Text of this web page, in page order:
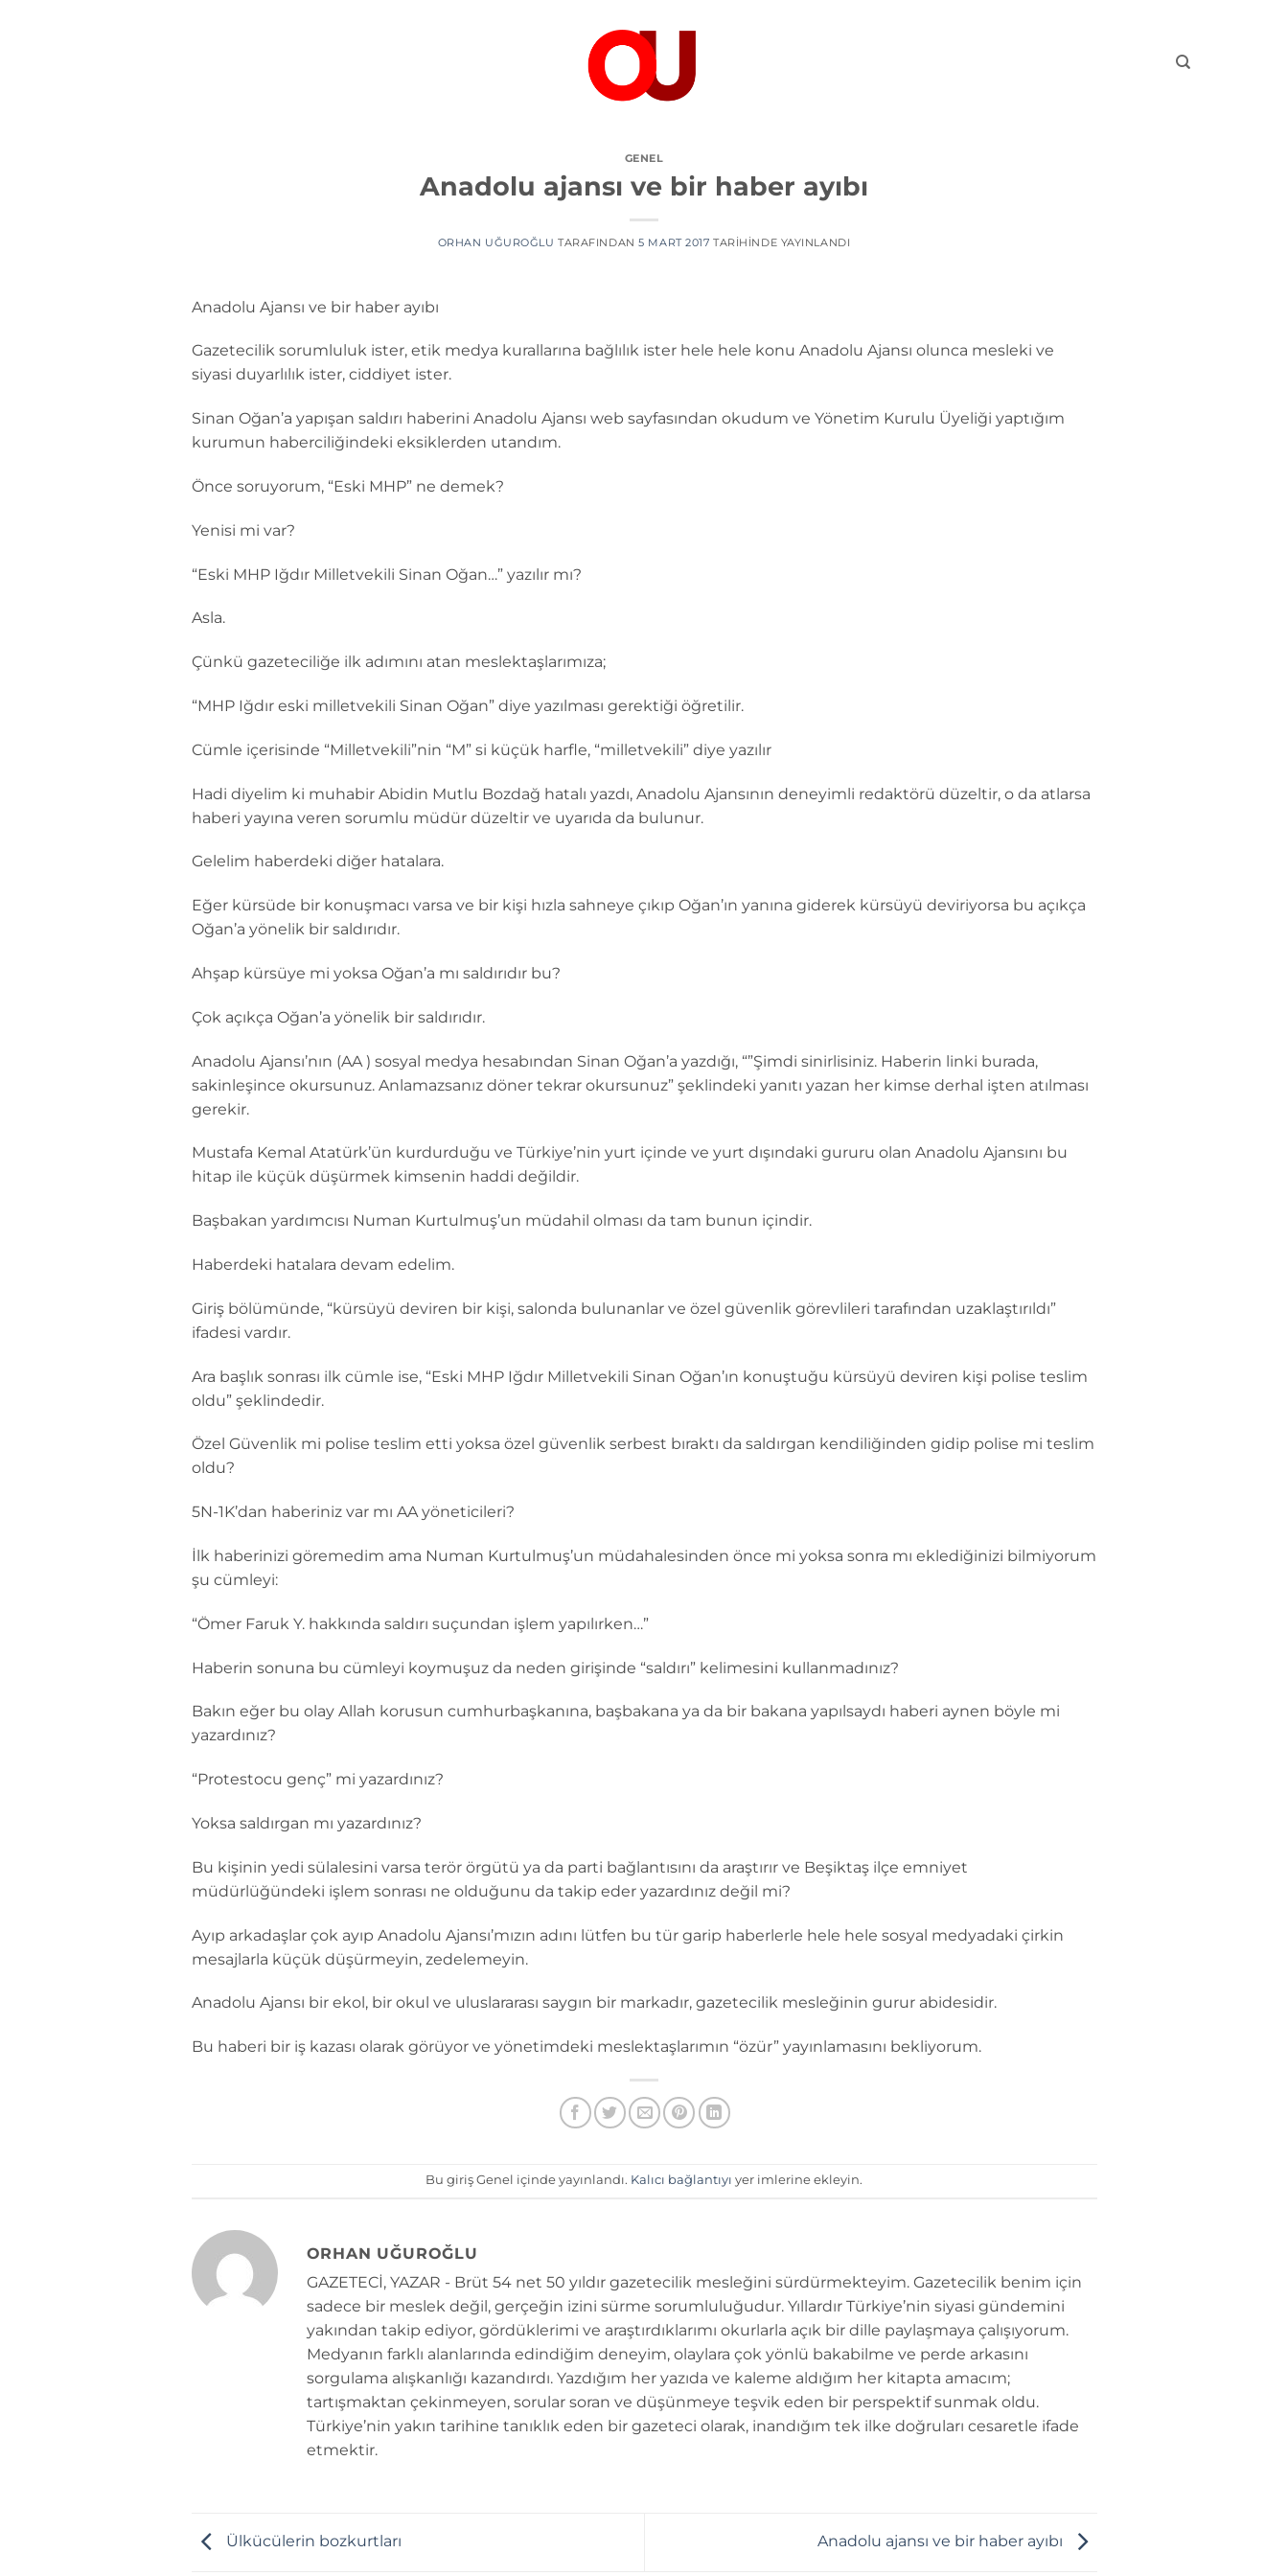
GENEL
Anadolu ajansı ve bir haber ayıbı
ORHAN UĞUROĞLU TARAFINDAN 5 MART 2017 TARIHINDE YAYINLANDI
Anadolu Ajansı ve bir haber ayıbı
Gazetecilik sorumluluk ister, etik medya kurallarına bağlılık ister hele hele konu Anadolu Ajansı olunca mesleki ve
siyasi duyarlılık ister, ciddiyet ister.
Sinan Oğan’a yapışan saldırı haberini Anadolu Ajansı web sayfasından okudum ve Yönetim Kurulu Üyeliği yaptığım
kurumun haberciliğindeki eksiklerden utandım.
Önce soruyorum, “Eski MHP” ne demek?
Yenisi mi var?
“Eski MHP Iğdır Milletvekili Sinan Oğan…” yazılır mı?
Asla.
Çünkü gazeteciliğe ilk adımını atan meslektaşlarımıza;
“MHP Iğdır eski milletvekili Sinan Oğan” diye yazılması gerektiği öğretilir.
Cümle içerisinde “Milletvekili”nin “M” si küçük harfle, “milletvekili” diye yazılır
Hadi diyelim ki muhabir Abidin Mutlu Bozdağ hatalı yazdı, Anadolu Ajansının deneyimli redaktörü düzeltir, o da atlarsa
haberi yayına veren sorumlu müdür düzeltir ve uyarıda da bulunur.
Gelelim haberdeki diğer hatalara.
Eğer kürsüde bir konuşmacı varsa ve bir kişi hızla sahneye çıkıp Oğan’ın yanına giderek kürsüyü deviriyorsa bu açıkça
Oğan’a yönelik bir saldırıdır.
Ahşap kürsüye mi yoksa Oğan’a mı saldırıdır bu?
Çok açıkça Oğan’a yönelik bir saldırıdır.
Anadolu Ajansı’nın (AA ) sosyal medya hesabından Sinan Oğan’a yazdığı, “”Şimdi sinirlisiniz. Haberin linki burada,
sakinleşince okursunuz. Anlamazsanız döner tekrar okursunuz” şeklindeki yanıtı yazan her kimse derhal işten atılması
gerekir.
Mustafa Kemal Atatürk’ün kurdurduğu ve Türkiye’nin yurt içinde ve yurt dışındaki gururu olan Anadolu Ajansını bu
hitap ile küçük düşürmek kimsenin haddi değildir.
Başbakan yardımcısı Numan Kurtulmuş’un müdahil olması da tam bunun içindir.
Haberdeki hatalara devam edelim.
Giriş bölümünde, “kürsüyü deviren bir kişi, salonda bulunanlar ve özel güvenlik görevlileri tarafından uzaklaştırıldı”
ifadesi vardır.
Ara başlık sonrası ilk cümle ise, “Eski MHP Iğdır Milletvekili Sinan Oğan’ın konuştuğu kürsüyü deviren kişi polise teslim
oldu” şeklindedir.
Özel Güvenlik mi polise teslim etti yoksa özel güvenlik serbest bıraktı da saldırgan kendiliğinden gidip polise mi teslim
oldu?
5N-1K’dan haberiniz var mı AA yöneticileri?
İlk haberinizi göremedim ama Numan Kurtulmuş’un müdahalesinden önce mi yoksa sonra mı eklediğinizi bilmiyorum
şu cümleyi:
“Ömer Faruk Y. hakkında saldırı suçundan işlem yapılırken…”
Haberin sonuna bu cümleyi koymuşuz da neden girişinde “saldırı” kelimesini kullanmadınız?
Bakın eğer bu olay Allah korusun cumhurbaşkanına, başbakana ya da bir bakana yapılsaydı haberi aynen böyle mi
yazardınız?
“Protestocu genç” mi yazardınız?
Yoksa saldırgan mı yazardınız?
Bu kişinin yedi sülalesini varsa terör örgütü ya da parti bağlantısını da araştırır ve Beşiktaş ilçe emniyet
müdürlüğündeki işlem sonrası ne olduğunu da takip eder yazardınız değil mi?
Ayıp arkadaşlar çok ayıp Anadolu Ajansı’mızın adını lütfen bu tür garip haberlerle hele hele sosyal medyadaki çirkin
mesajlarla küçük düşürmeyin, zedelemeyin.
Anadolu Ajansı bir ekol, bir okul ve uluslararası saygın bir markadır, gazetecilik mesleğinin gurur abidesidir.
Bu haberi bir iş kazası olarak görüyor ve yönetimdeki meslektaşlarımın “özür” yayınlamasını bekliyorum.
Bu giriş Genel içinde yayınlandı. Kalıcı bağlantıyı yer imlerine ekleyin.
ORHAN UĞUROĞLU
GAZETECİ, YAZAR - Brüt 54 net 50 yıldır gazetecilik mesleğini sürdürmekteyim. Gazetecilik benim için
sadece bir meslek değil, gerçeğin izini sürme sorumluluğudur. Yıllardır Türkiye’nin siyasi gündemini
yakından takip ediyor, gördüklerimi ve araştırdıklarımı okurlarla açık bir dille paylaşmaya çalışıyorum.
Medyanın farklı alanlarında edindiğim deneyim, olaylara çok yönlü bakabilme ve perde arkasını
sorgulama alışkanlığı kazandırdı. Yazdığım her yazıda ve kaleme aldığım her kitapta amacım;
tartışmaktan çekinmeyen, sorular soran ve düşünmeye teşvik eden bir perspektif sunmak oldu.
Türkiye’nin yakın tarihine tanıklık eden bir gazeteci olarak, inandığım tek ilke doğruları cesaretle ifade
etmektir.
Ülkücülerin bozkurtları Anadolu ajansı ve bir haber ayıbı